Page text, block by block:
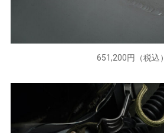
651,200円（税込）